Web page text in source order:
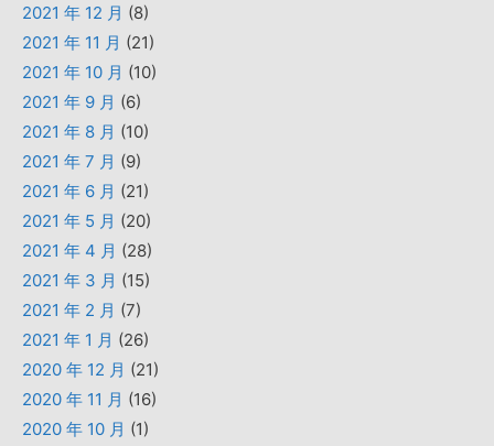
2021 年 12 月 (8)
2021 年 11 月 (21)
2021 年 10 月 (10)
2021 年 9 月 (6)
2021 年 8 月 (10)
2021 年 7 月 (9)
2021 年 6 月 (21)
2021 年 5 月 (20)
2021 年 4 月 (28)
2021 年 3 月 (15)
2021 年 2 月 (7)
2021 年 1 月 (26)
2020 年 12 月 (21)
2020 年 11 月 (16)
2020 年 10 月 (1)